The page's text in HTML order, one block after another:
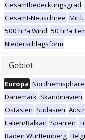
Gesamtbedeckungsgrad
Gesamt-Neuschnee Mittl.
500 hPa Wind 50 hPa
Niederschlagsform
Gebiet
Europa Nordhemisphäre
Dänemark Skandinavien
Ostasien Südasien
Italien/Balkan Spanien
Baden Württemberg